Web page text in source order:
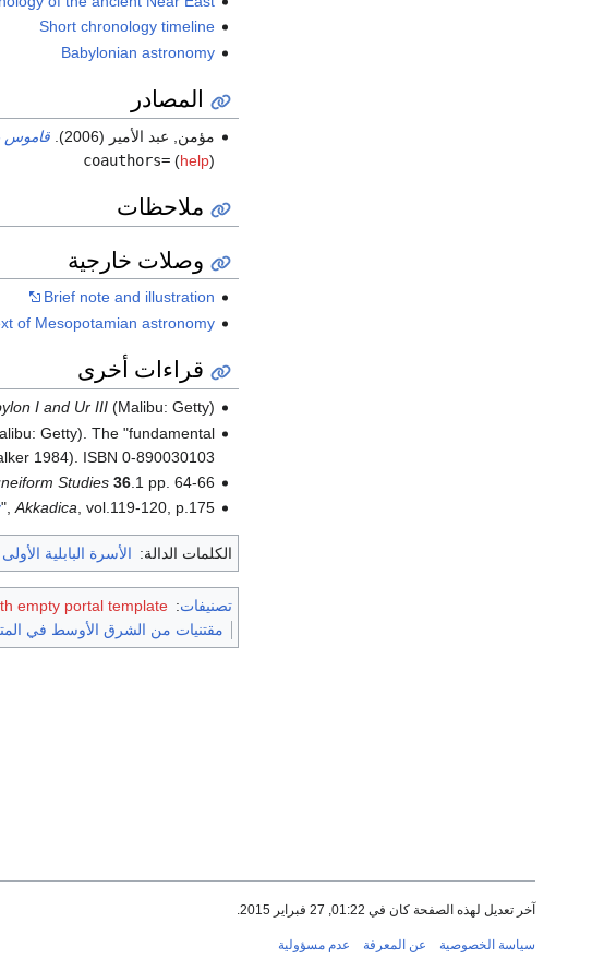
Short chronology timeline
Babylonian astronomy
المصادر
مؤمن, عبد الأمير (2006). قاموس
coauthors=(help)
ملاحظات
وصلات خارجية
Brief note and illustration
of Mesopotamian astronomy
قراءات أخرى
I and Ur III(Malibu: Getty).
Getty). The "fundamental
1984). ISBN 0-890030103
Studies 36.1 pp. 64-66.
",Akkadica, vol.119-120, p.175.
الكلمات الدالة: الأسرة البابلية الأولى
تصنيفات:
empty portal template
مقتنيات من الشرق الأوسط في
آخر تعديل لهذه الصفحة كان في 01:22, 27 فبراير 2015.
سياسة الخصوصية عن المعرفة عدم مسؤولية